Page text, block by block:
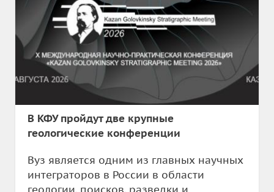
В КФУ пройдут две крупные
геологические конференции
Вуз является одним из главных научных
интеграторов в России в области